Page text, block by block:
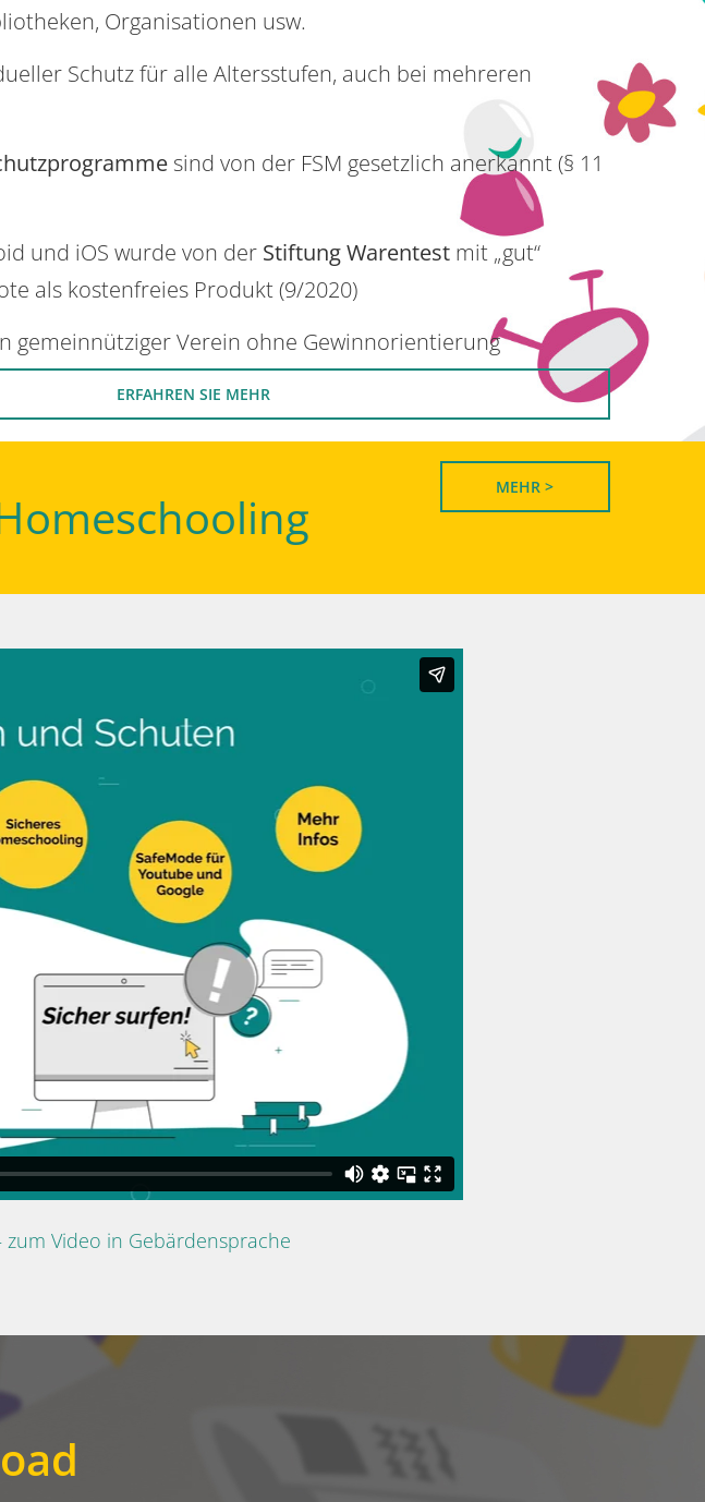
Organisationen usw.
Schutz für alle Altersstufen, auch bei mehreren
sind von der FSM gesetzlich anerkannt (§ 11
und iOS wurde von der Stiftung Warentestmit „gut“
als kostenfreies Produkt (9/2020)
gemeinnütziger Verein ohne Gewinnorientierung
ERFAHREN SIE MEHR
MEHR >
zum Video in Gebärdensprache